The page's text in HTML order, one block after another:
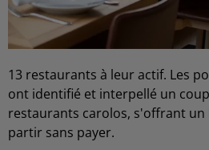
13 restaurants à leur actif. Les
ont identifié et interpellé un
restaurants carolos, s'offrant un
partir sans payer.